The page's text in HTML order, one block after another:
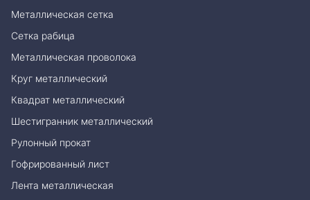
Металлическая сетка
Сетка рабица
Металлическая проволока
Круг металлический
Квадрат металлический
Шестигранник металлический
Рулонный прокат
Гофрированный лист
Лента металлическая